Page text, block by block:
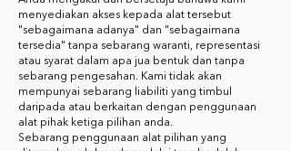
menyediakan akses kepada alat tersebut
"sebagaimana adanya" dan "sebagaimana
tersedia" tanpa sebarang waranti, representasi
atau syarat dalam apa jua bentuk dan tanpa
sebarang pengesahan. Kami tidak akan
mempunyai sebarang liabiliti yang timbul
daripada atau berkaitan dengan penggunaan
alat pihak ketiga pilihan anda.
Sebarang penggunaan alat pilihan yang